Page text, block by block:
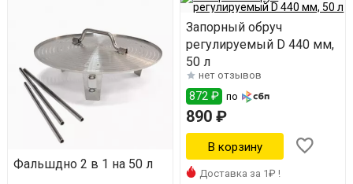
Фальшдно 2 в 1 на 50 л
Запорный обруч
регулируемый D 440 мм,
50 л
нет отзывов
872 ₽ по
890 ₽
Доставка за 1₽ !